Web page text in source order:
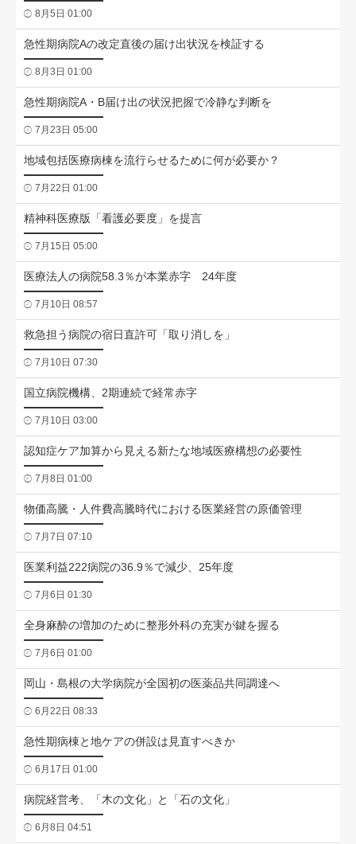
8月5日 01:00
急性期病院Aの改定直後の届け出状況を検証する
8月3日 01:00
急性期病院A・B届け出の状況把握で冷静な判断を
7月23日 05:00
地域包括医療病棟を流行らせるために何が必要か？
7月22日 01:00
精神科医療版「看護必要度」を提言
7月15日 05:00
医療法人の病院58.3％が本業赤字 24年度
7月10日 08:57
救急担う病院の宿日直許可「取り消しを」
7月10日 07:30
国立病院機構、2期連続で経常赤字
7月10日 03:00
認知症ケア加算から見える新たな地域医療構想の必要性
7月8日 01:00
物価高騰・人件費高騰時代における医業経営の原価管理
7月7日 07:10
医業利益222病院の36.9％で減少、25年度
7月6日 01:30
全身麻酔の増加のために整形外科の充実が鍵を握る
7月6日 01:00
岡山・島根の大学病院が全国初の医薬品共同調達へ
6月22日 08:33
急性期病棟と地ケアの併設は見直すべきか
6月17日 01:00
病院経営考、「木の文化」と「石の文化」
6月8日 04:51